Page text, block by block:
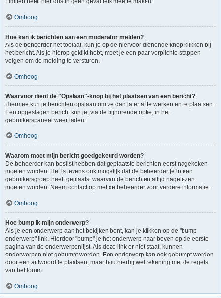
Limited heeft hier dus in geen geval iets mee te maken.
Omhoog
Hoe kan ik berichten aan een moderator melden?
Als de beheerder het toelaat, kun je op de hiervoor dienende knop klikken bij
het bericht. Als je hierop geklikt hebt, moet je een paar verplichte stappen
volgen om de melding te versturen.
Omhoog
Waarvoor dient de "Opslaan"-knop bij het plaatsen van een bericht?
Hiermee kun je berichten opslaan om ze dan later af te werken en te plaatsen.
Een opgeslagen bericht kun je, via de bijhorende optie, in het
gebruikerspaneel weer laden.
Omhoog
Waarom moet mijn bericht goedgekeurd worden?
De beheerder kan beslist hebben dat geplaatste berichten eerst nagekeken
moeten worden. Het is tevens ook mogelijk dat de beheerder je in een
gebruikersgroep heeft geplaatst waarvan de berichten altijd nagelezen
moeten worden. Neem contact op met de beheerder voor verdere informatie.
Omhoog
Hoe bump ik mijn onderwerp?
Als je een onderwerp aan het bekijken bent, kan je klikken op de "bump
onderwerp" link. Hierdoor "bump" je het onderwerp naar boven op de eerste
pagina van de onderwerpenlijst. Als deze link er niet staat, kunnen
onderwerpen niet gebumpt worden. Een onderwerp kan ook gebumpt worden
door een antwoord te plaatsen, maar hou hierbij wel rekening met de regels
van het forum.
Omhoog